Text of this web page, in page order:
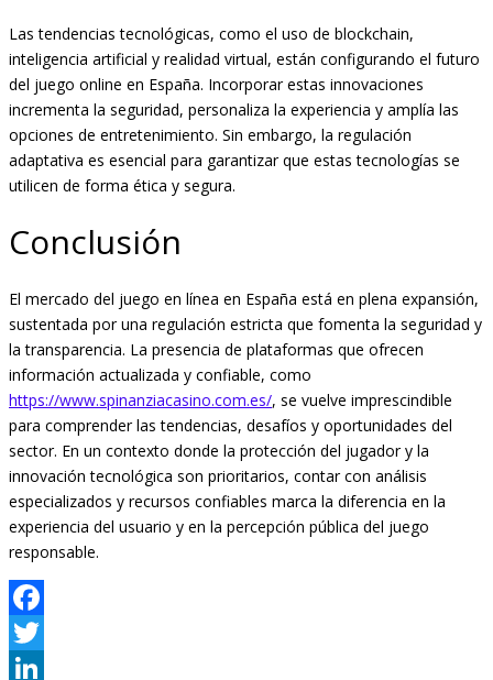
Las tendencias tecnológicas, como el uso de blockchain,
inteligencia artificial y realidad virtual, están configurando el futuro
del juego online en España. Incorporar estas innovaciones
incrementa la seguridad, personaliza la experiencia y amplía las
opciones de entretenimiento. Sin embargo, la regulación
adaptativa es esencial para garantizar que estas tecnologías se
utilicen de forma ética y segura.
Conclusión
El mercado del juego en línea en España está en plena expansión,
sustentada por una regulación estricta que fomenta la seguridad y
la transparencia. La presencia de plataformas que ofrecen
información actualizada y confiable, como
https://www.spinanziacasino.com.es/, se vuelve imprescindible
para comprender las tendencias, desafíos y oportunidades del
sector. En un contexto donde la protección del jugador y la
innovación tecnológica son prioritarios, contar con análisis
especializados y recursos confiables marca la diferencia en la
experiencia del usuario y en la percepción pública del juego
responsable.
Facebook
Twitter